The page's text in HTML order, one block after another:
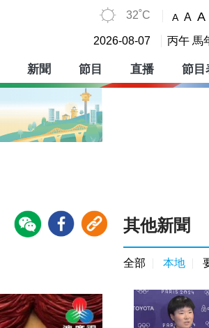
32˚C A A A
2026-08-07 丙午 馬
新聞 節目 直播 節目
其他新聞
全部 本地